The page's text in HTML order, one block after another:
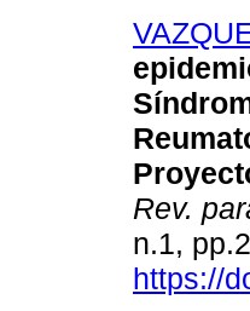
Rev.
n.1,
https://